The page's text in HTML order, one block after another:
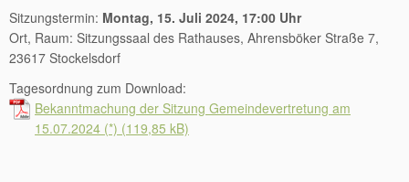
Sitzungstermin: Montag, 15. Juli 2024, 17:00 Uhr
Ort, Raum: Sitzungssaal des Rathauses, Ahrensböker Straße 7,
23617 Stockelsdorf
Tagesordnung zum Download:
Bekanntmachung der Sitzung Gemeindevertretung am
15.07.2024 (*)